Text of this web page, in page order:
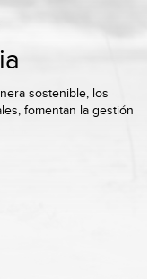
sostenible, los
fomentan la gestión